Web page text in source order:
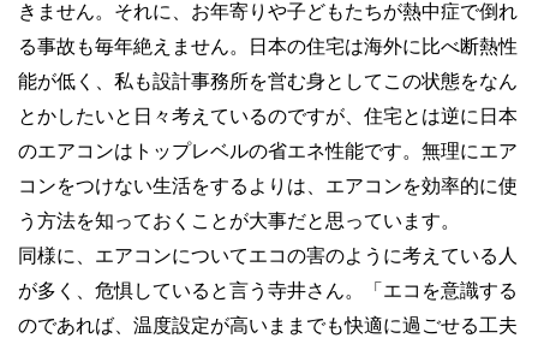
きません。それに、お年寄りや子どもたちが熱中症で倒れ
る事故も毎年絶えません。日本の住宅は海外に比べ断熱性
能が低く、私も設計事務所を営む身としてこの状態をなん
とかしたいと日々考えているのですが、住宅とは逆に日本
のエアコンはトップレベルの省エネ性能です。無理にエア
コンをつけない生活をするよりは、エアコンを効率的に使
う方法を知っておくことが大事だと思っています。
同様に、エアコンについてエコの害のように考えている人
が多く、危惧していると言う寺井さん。「エコを意識する
のであれば、温度設定が高いままでも快適に過ごせる工夫